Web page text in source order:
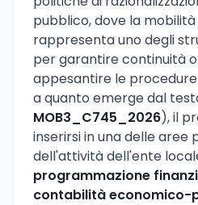
pubblico, dove la
rappresenta uno degli
per garantire continuità
appesantire le
a quanto emerge dal
MOB3_C745_2026), il
inserirsi in una delle aree
dell'attività dell'ente
programmazione
contabilità economico-